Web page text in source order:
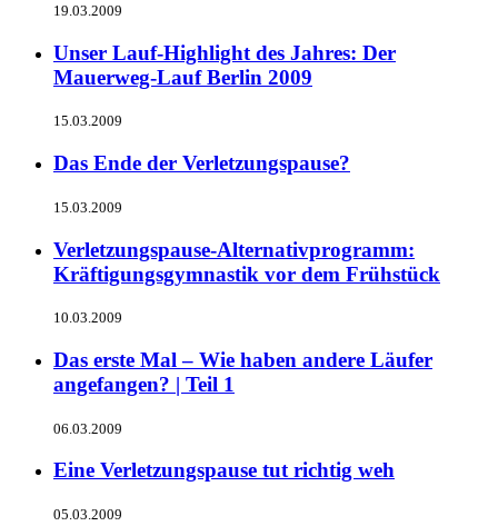
19.03.2009
Unser Lauf-Highlight des Jahres: Der
Mauerweg-Lauf Berlin 2009
15.03.2009
Das Ende der Verletzungspause?
15.03.2009
Verletzungspause-Alternativprogramm:
Kräftigungsgymnastik vor dem Frühstück
10.03.2009
Das erste Mal – Wie haben andere Läufer
angefangen? | Teil 1
06.03.2009
Eine Verletzungspause tut richtig weh
05.03.2009